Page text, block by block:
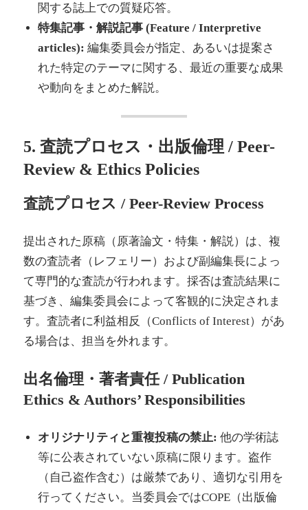
関する誌上での質疑応答。
特集記事・解説記事 (Feature / Interpretive
articles): 編集委員会が指定、あるいは提案さ
れた特定のテーマに関する、最近の重要な成果
や動向をまとめた解説。
5. 査読プロセス・出版倫理 / Peer-
Review & Ethics Policies
査読プロセス / Peer-Review Process
提出された原稿（原著論文・特集・解説）は、複
数の査読者（レフェリー）および副編集長によっ
て専門的な査読が行われます。採否は査読結果に
基づき、編集委員会によって客観的に決定されま
す。査読者に利益相反（Conflicts of Interest）があ
る場合は、担当を外れます。
出名倫理・著者責任 / Publication
Ethics & Authors’ Responsibilities
オリジナリティと重複投稿の禁止: 他の学術誌
等に公表されていない原稿に限ります。盗作
（自己盗作含む）は厳禁であり、適切な引用を
行ってください。当委員会ではCOPE（出版倫